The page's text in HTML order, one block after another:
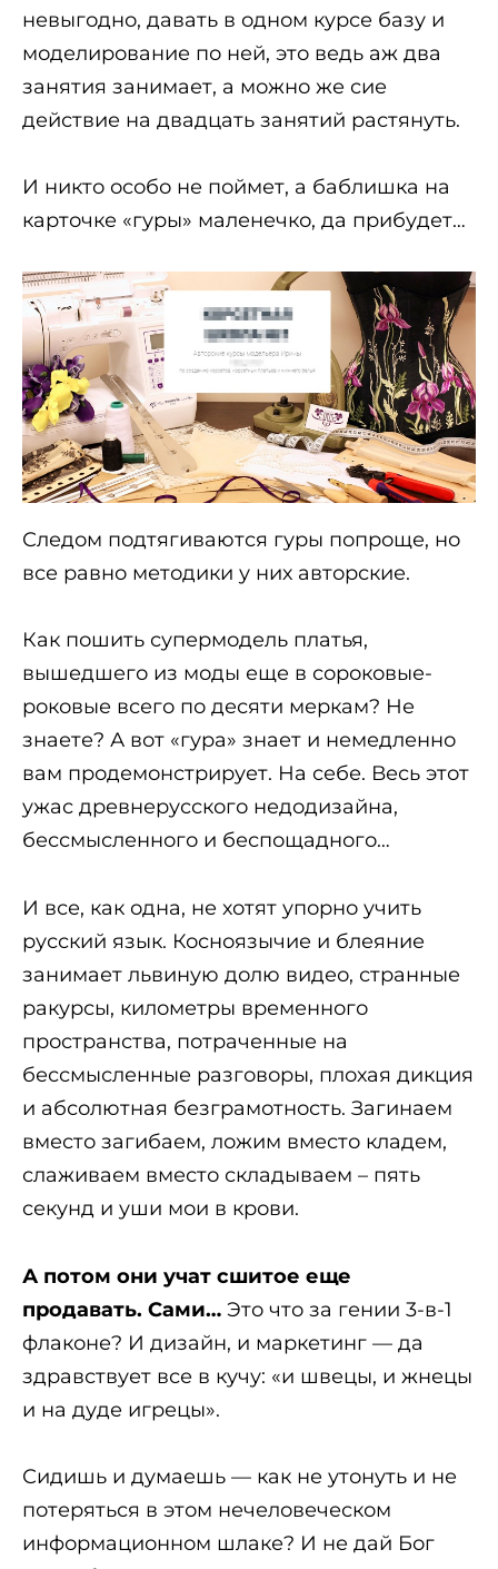
невыгодно, давать в одном курсе базу и
моделирование по ней, это ведь аж два
занятия занимает, а можно же сие
действие на двадцать занятий растянуть.
И никто особо не поймет, а баблишка на
карточке «гуры» маленечко, да прибудет…
Следом подтягиваются гуры попроще, но
все равно методики у них авторские.
Как пошить супермодель платья,
вышедшего из моды еще в сороковые-
роковые всего по десяти меркам? Не
знаете? А вот «гура» знает и немедленно
вам продемонстрирует. На себе. Весь этот
ужас древнерусского недодизайна,
бессмысленного и беспощадного…
И все, как одна, не хотят упорно учить
русский язык. Косноязычие и блеяние
занимает львиную долю видео, странные
ракурсы, километры временного
пространства, потраченные на
бессмысленные разговоры, плохая дикция
и абсолютная безграмотность. Загинаем
вместо загибаем, ложим вместо кладем,
слаживаем вместо складываем – пять
секунд и уши мои в крови.
А потом они учат сшитое еще
продавать. Сами… Это что за гении 3-в-1
флаконе? И дизайн, и маркетинг — да
здравствует все в кучу: «и швецы, и жнецы
и на дуде игрецы».
Сидишь и думаешь — как не утонуть и не
потеряться в этом нечеловеческом
информационном шлаке? И не дай Бог